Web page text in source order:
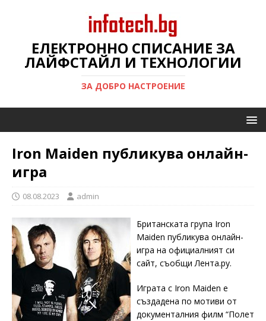
ЕЛЕКТРОННО СПИСАНИЕ ЗА
ЛАЙФСТАЙЛ И ТЕХНОЛОГИИ
ЗА ДОБРО НАСТРОЕНИЕ
Iron Maiden публикува онлайн-
игра
08.08.2023 admin
Британската група Iron
Maiden публикува онлайн-
игра на официалният си
сайт, съобщи Лента.ру.
Играта с Iron Maiden е
създадена по мотиви от
документалния филм “Полет